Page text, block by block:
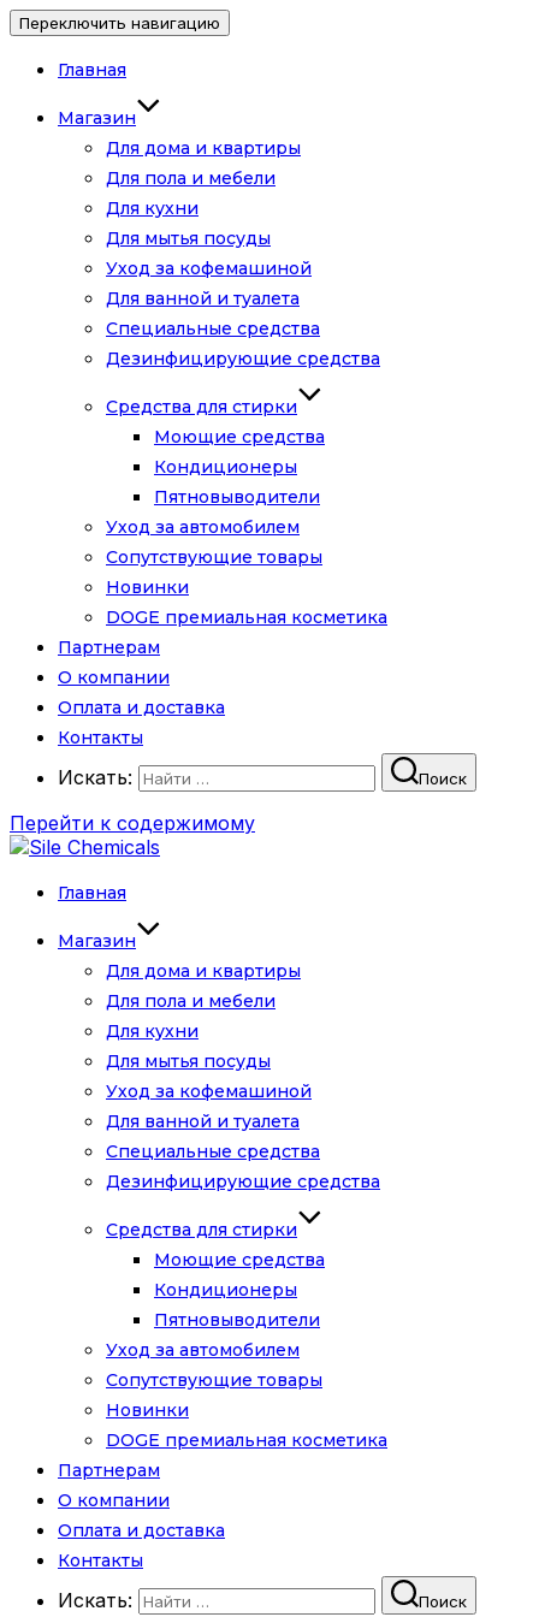
Переключить навигацию
Главная
Магазин
Для дома и квартиры
Для пола и мебели
Для кухни
Для мытья посуды
Уход за кофемашиной
Для ванной и туалета
Специальные средства
Дезинфицирующие средства
Средства для стирки
Моющие средства
Кондиционеры
Пятновыводители
Уход за автомобилем
Сопутствующие товары
Новинки
DOGE премиальная косметика
Партнерам
О компании
Оплата и доставка
Контакты
Искать: Поиск
Перейти к содержимому
Главная
Магазин
Для дома и квартиры
Для пола и мебели
Для кухни
Для мытья посуды
Уход за кофемашиной
Для ванной и туалета
Специальные средства
Дезинфицирующие средства
Средства для стирки
Моющие средства
Кондиционеры
Пятновыводители
Уход за автомобилем
Сопутствующие товары
Новинки
DOGE премиальная косметика
Партнерам
О компании
Оплата и доставка
Контакты
Искать: Поиск